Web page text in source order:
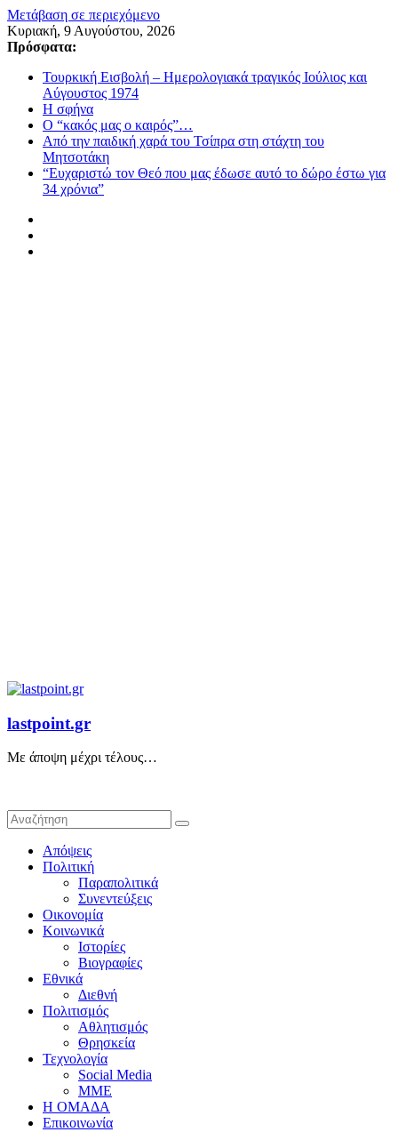
Μετάβαση σε περιεχόμενο
Κυριακή, 9 Αυγούστου, 2026
Πρόσφατα:
Τουρκική Εισβολή – Ημερολογιακά τραγικός Ιούλιος και
Αύγουστος 1974
Η σφήνα
Ο “κακός μας ο καιρός”…
Από την παιδική χαρά του Τσίπρα στη στάχτη του
Μητσοτάκη
“Ευχαριστώ τον Θεό που μας έδωσε αυτό το δώρο έστω για
34 χρόνια”
lastpoint.gr
Με άποψη μέχρι τέλους…
Απόψεις
Πολιτική
Παραπολιτικά
Συνεντεύξεις
Οικονομία
Κοινωνικά
Ιστορίες
Βιογραφίες
Εθνικά
Διεθνή
Πολιτισμός
Αθλητισμός
Θρησκεία
Τεχνολογία
Social Media
ΜΜΕ
Η ΟΜΑΔΑ
Επικοινωνία